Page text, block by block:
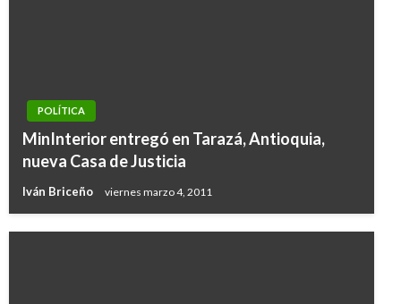
POLÍTICA
MinInterior entregó en Tarazá, Antioquia,
nueva Casa de Justicia
Iván Briceño viernes marzo 4, 2011